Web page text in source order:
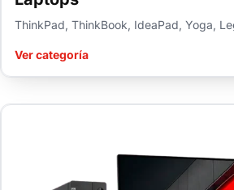
ThinkPad, ThinkBook, IdeaPad, Yoga,
Ver categoría